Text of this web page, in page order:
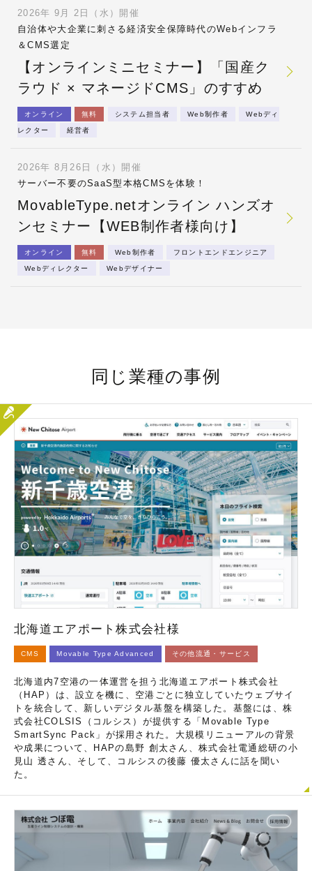
2026年 9月 2日（水）開催
自治体や大企業に刺さる経済安全保障時代のWebインフラ
＆CMS選定
【オンラインミニセミナー】「国産ク
ラウド × マネージドCMS」のすすめ
オンライン 無料 システム担当者 Web制作者 Webディ
レクター 経営者
2026年 8月26日（水）開催
サーバー不要のSaaS型本格CMSを体験！
MovableType.netオンライン ハンズオ
ンセミナー【WEB制作者様向け】
オンライン 無料 Web制作者 フロントエンドエンジニア
Webディレクター Webデザイナー
同じ業種の事例
北海道エアポート株式会社様
CMS Movable Type Advanced その他流通・サービス
北海道内7空港の一体運営を担う北海道エアポート株式会社
（HAP）は、設立を機に、空港ごとに独立していたウェブサイ
トを統合して、新しいデジタル基盤を構築した。基盤には、株
式会社COLSIS（コルシス）が提供する「Movable Type
SmartSync Pack」が採用された。大規模リニューアルの背景
や成果について、HAPの島野 創太さん、株式会社電通総研の小
見山 透さん、そして、コルシスの後藤 優太さんに話を聞い
た。